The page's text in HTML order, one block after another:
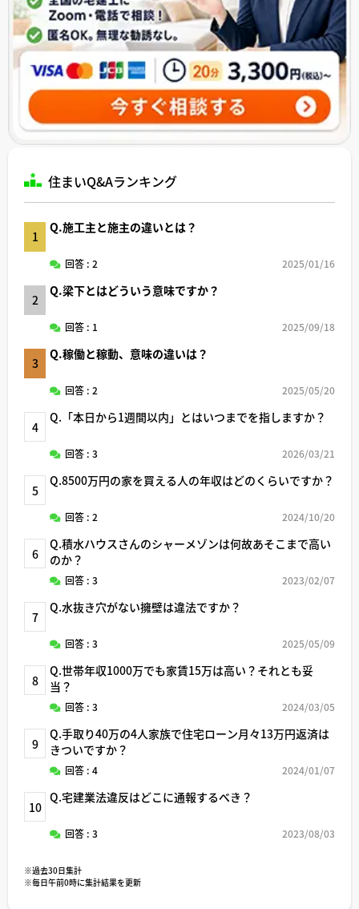
住まいQ&Aランキング
1
Q.施工主と施主の違いとは？
回答 : 2 2025/01/16
2
Q.梁下とはどういう意味ですか？
回答 : 1 2025/09/18
3
Q.稼働と稼動、意味の違いは？
回答 : 2 2025/05/20
4
Q.「本日から1週間以内」とはいつまでを指しますか？
回答 : 3 2026/03/21
5
Q.8500万円の家を買える人の年収はどのくらいですか？
回答 : 2 2024/10/20
6
Q.積水ハウスさんのシャーメゾンは何故あそこまで高い
のか？
回答 : 3 2023/02/07
7
Q.水抜き穴がない擁壁は違法ですか？
回答 : 3 2025/05/09
8
Q.世帯年収1000万でも家賃15万は高い？それとも妥
当？
回答 : 3 2024/03/05
9
Q.手取り40万の4人家族で住宅ローン月々13万円返済は
きついですか？
回答 : 4 2024/01/07
10
Q.宅建業法違反はどこに通報するべき？
回答 : 3 2023/08/03
※過去30日集計
※毎日午前0時に集計結果を更新